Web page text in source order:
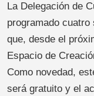
La Delegación de
programado cuatro
que, desde el
Espacio de
Como novedad,
será gratuito y el